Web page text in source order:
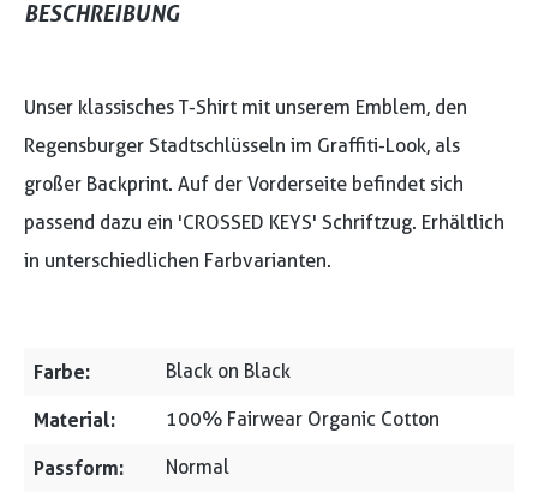
BESCHREIBUNG
Unser klassisches T-Shirt mit unserem Emblem, den
Regensburger Stadtschlüsseln im Graffiti-Look, als
großer Backprint. Auf der Vorderseite befindet sich
passend dazu ein 'CROSSED KEYS' Schriftzug. Erhältlich
in unterschiedlichen Farbvarianten.
Farbe: Black on Black
Material: 100% Fairwear Organic Cotton
Passform: Normal